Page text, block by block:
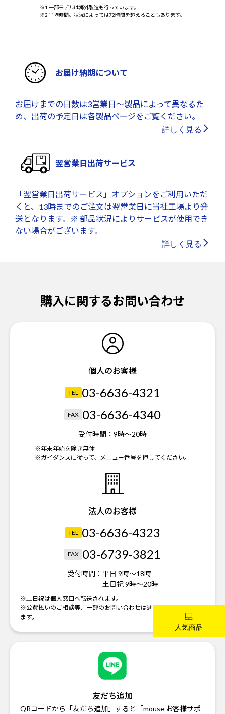
※1 一部モデルは海外製造も行っています。
※2 平均時間。状況によっては72時間を超えることもあります。
お届け納期について
お届けまでの日数は3営業日～製品によって異なるた
め、出荷の予定日は各製品ページをご覧ください。
詳しく見る
翌営業日出荷サービス
「翌営業日出荷サービス」オプションをご利用いただ
くと、13時までのご注文は翌営業日に当社工場より発
送となります。※ 部品状況によりサービスが使用でき
ない場合がございます。
詳しく見る
購入に関するお問い合わせ
個人のお客様
TEL 03-6636-4321
FAX 03-6636-4340
受付時間： 9時～20時
※年末年始を除き無休
※ガイダンスに従って、メニュー番号を押してください。
法人のお客様
TEL 03-6636-4323
FAX 03-6739-3821
受付時間： 平日 9時～18時
土日祝 9時～20時
※土日祝は個人窓口へ転送されます。
※公費払いのご相談等、一部のお問い合わせは週明けの対応になり
ます。
友だち追加
QRコードから「友だち追加」すると「mouse お客様サポ